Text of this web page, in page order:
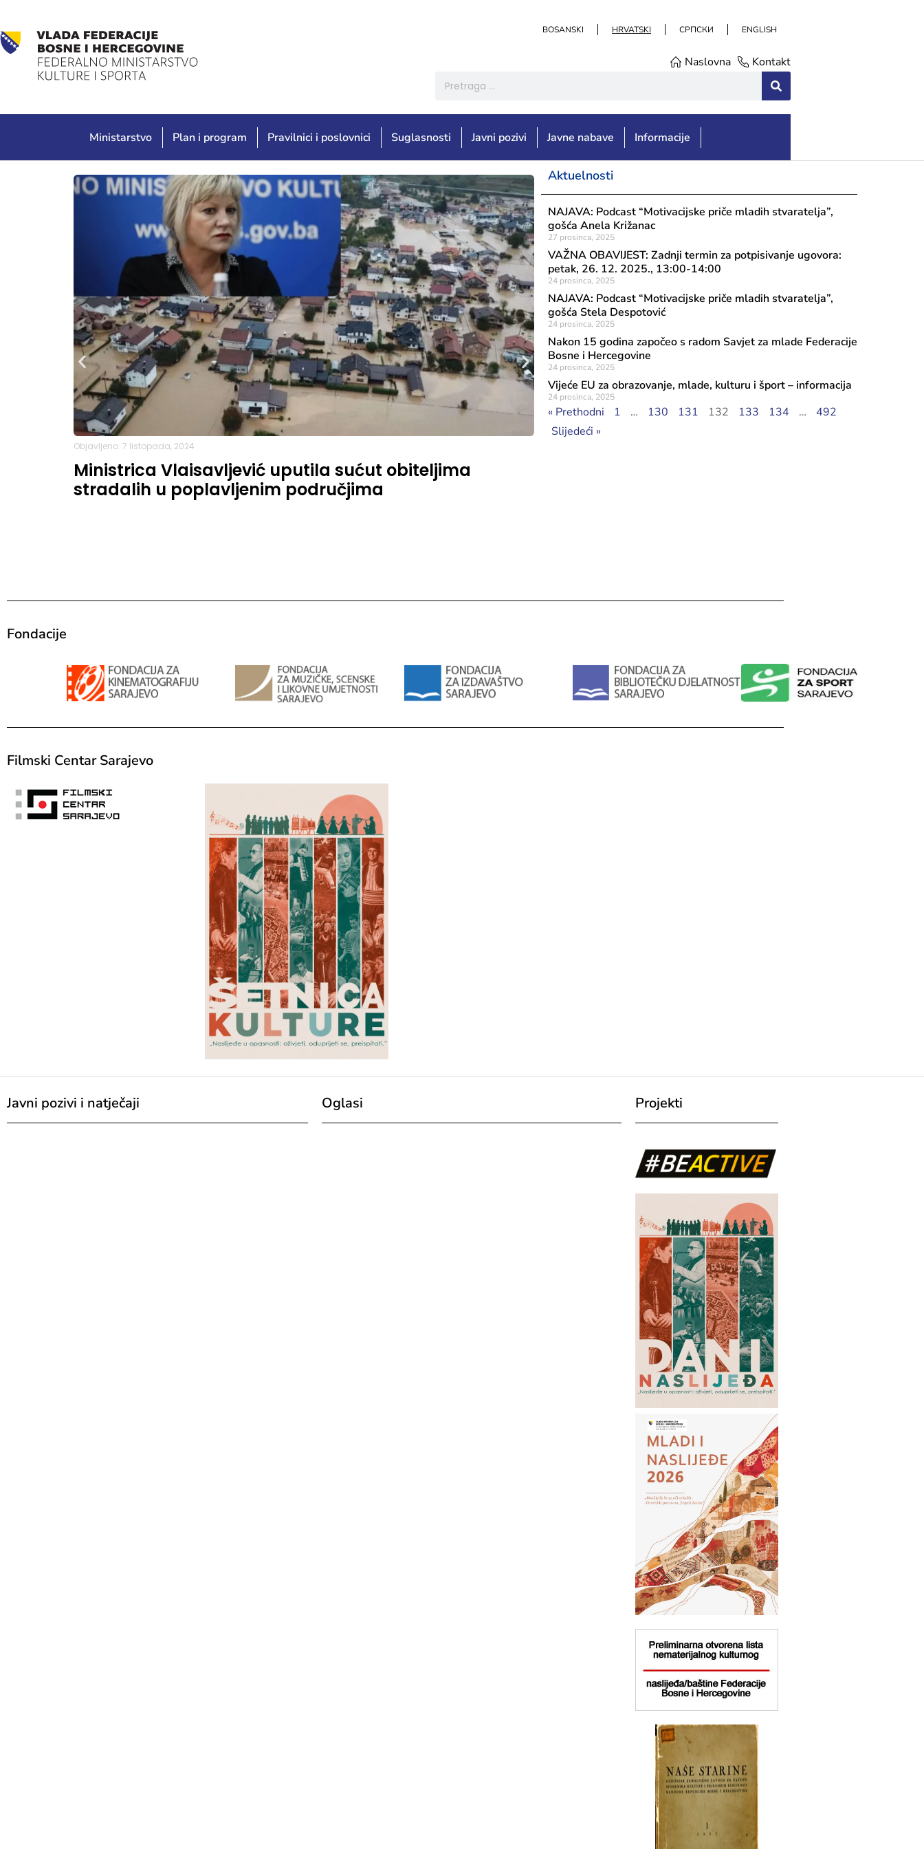
BOSANSKI HRVATSKI СРПСКИ ENGLISH
Naslovna Kontakt
Ministarstvo Plan i program Pravilnici i poslovnici Suglasnosti Javni pozivi Javne nabave Informacije
Objavljeno: 7 listopada, 2024
Ministrica Vlaisavljević uputila sućut obiteljima
stradalih u poplavljenim područjima
Aktuelnosti
NAJAVA: Podcast “Motivacijske priče mladih stvaratelja”,
gošća Anela Križanac
27 prosinca, 2025
VAŽNA OBAVIJEST: Zadnji termin za potpisivanje ugovora:
petak, 26. 12. 2025., 13:00-14:00
24 prosinca, 2025
NAJAVA: Podcast “Motivacijske priče mladih stvaratelja”,
gošća Stela Despotović
24 prosinca, 2025
Nakon 15 godina započeo s radom Savjet za mlade Federacije
Bosne i Hercegovine
24 prosinca, 2025
Vijeće EU za obrazovanje, mlade, kulturu i šport – informacija
24 prosinca, 2025
« Prethodni 1 … 130 131 132 133 134 …
492
Slijedeći »
Fondacije
Filmski Centar Sarajevo
Javni pozivi i natječaji Oglasi Projekti